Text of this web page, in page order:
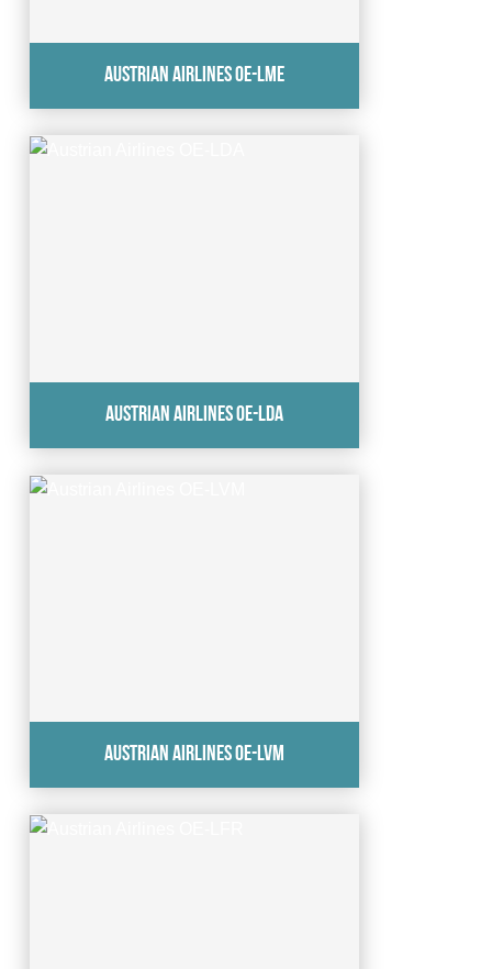
Austrian Airlines OE-LME
Austrian Airlines OE-LDA
Austrian Airlines OE-LVM